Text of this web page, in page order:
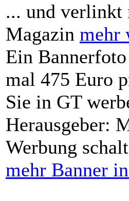
... und verlinkt
Magazin mehr
Ein
mal 475 Euro
Sie in GT
Herausgeber:
Werbung
mehr Banner